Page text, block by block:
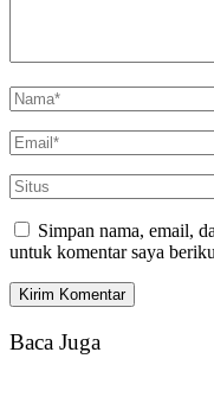
Simpan nama, email,
untuk komentar saya
Baca Juga